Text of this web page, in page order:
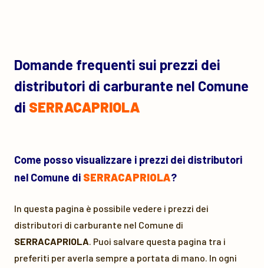
Domande frequenti sui prezzi dei
distributori di carburante nel Comune
di SERRACAPRIOLA
Come posso visualizzare i prezzi dei distributori
nel Comune di SERRACAPRIOLA?
In questa pagina è possibile vedere i prezzi dei
distributori di carburante nel Comune di
SERRACAPRIOLA. Puoi salvare questa pagina tra i
preferiti per averla sempre a portata di mano. In ogni